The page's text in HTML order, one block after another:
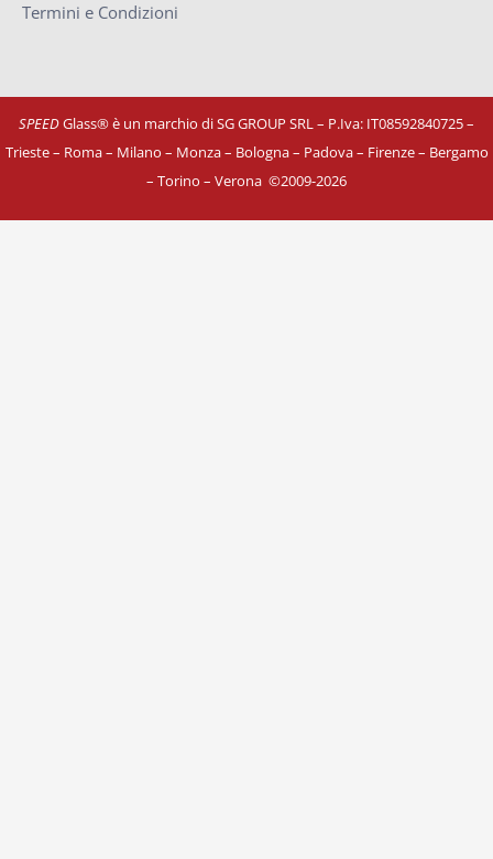
Termini e Condizioni
SPEEDGlass® è un marchio di SG GROUP SRL – P.Iva: IT08592840725–
Trieste – Roma – Milano – Monza – Bologna – Padova – Firenze – Bergamo
– Torino – Verona ©2009-2026